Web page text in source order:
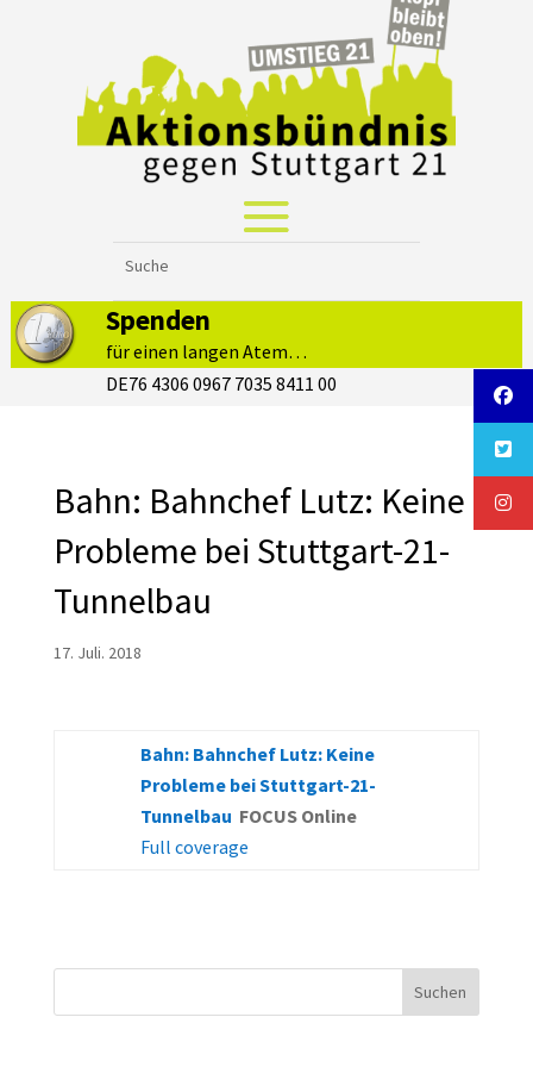
Spenden
für einen langen Atem…
DE76 4306 0967 7035 8411 00
Bahn: Bahnchef Lutz: Keine
Probleme bei Stuttgart-21-
Tunnelbau
17. Juli. 2018
Bahn: Bahnchef Lutz: Keine
Probleme bei Stuttgart-21-
Tunnelbau FOCUS Online
Full coverage
Suchen